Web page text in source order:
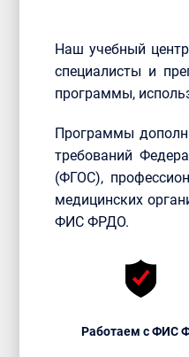
Наш учебный
специалисты и
программы,
Программы
требований
(ФГОС),
медицинских
ФИС ФРДО.
Работаем с ФИС